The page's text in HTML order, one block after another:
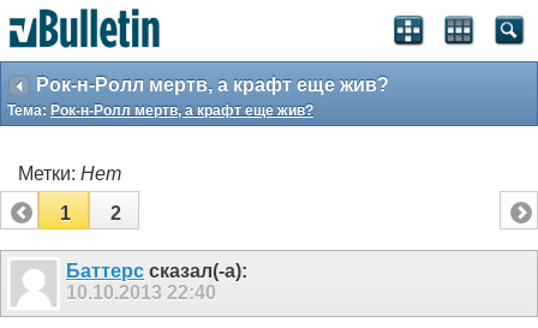
Рок-н-Ролл мертв, а крафт еще жив?
Тема: Рок-н-Ролл мертв, а крафт еще жив?
Метки: Нет
1
2
Баттерс сказал(-а):
10.10.2013 22:40